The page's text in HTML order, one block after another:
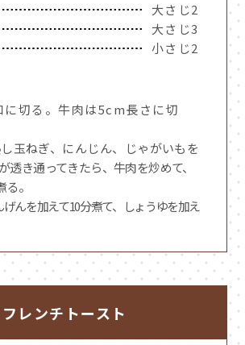
大さじ2
大さじ3
小さじ2
切る。牛肉は5cm長さに切
玉ねぎ、にんじん、じゃがいもを
透き通ってきたら、牛肉を炒めて、
。
んを加えて10分煮て、しょうゆを加え
フレンチトースト